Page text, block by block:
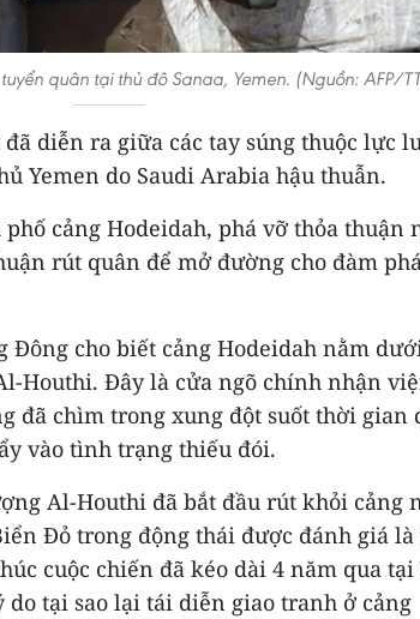
quân tại thủ đô Sanaa, Yemen. (Nguồn: AFP/
diễn ra giữa các tay súng thuộc lực
Yemen do Saudi Arabia hậu thuẫn.
cảng Hodeidah, phá vỡ thỏa thuận
rút quân để mở đường cho đàm
Đông cho biết cảng Hodeidah nằm
Houthi. Đây là cửa ngõ chính nhận
đã chìm trong xung đột suốt thời gian
vào tình trạng thiếu đói.
Al-Houthi đã bắt đầu rút khỏi cảng
Đỏ trong động thái được đánh giá là
cuộc chiến đã kéo dài 4 năm qua tại
tại sao lại tái diễn giao tranh ở cảng